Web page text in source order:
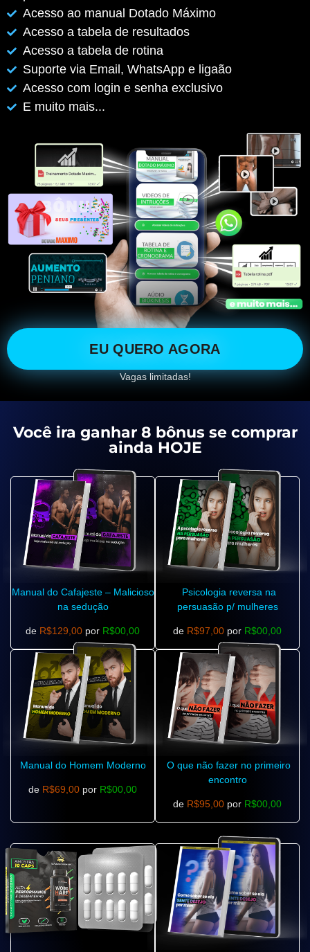
Acesso ao manual Dotado Máximo
Acesso a tabela de resultados
Acesso a tabela de rotina
Suporte via Email, WhatsApp e ligaão
Acesso com login e senha exclusivo
E muito mais...
EU QUERO AGORA
Vagas limitadas!
Você ira ganhar 8 bônus se comprar
ainda HOJE
Manual do Cafajeste – Malicioso
na sedução
de R$129,00 por R$00,00
Psicologia reversa na
persuasão p/ mulheres
de R$97,00 por R$00,00
Manual do Homem Moderno
de R$69,00 por R$00,00
O que não fazer no primeiro
encontro
de R$95,00 por R$00,00